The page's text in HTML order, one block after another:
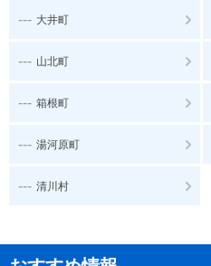
--- 大井町
--- 山北町
--- 箱根町
--- 湯河原町
--- 清川村